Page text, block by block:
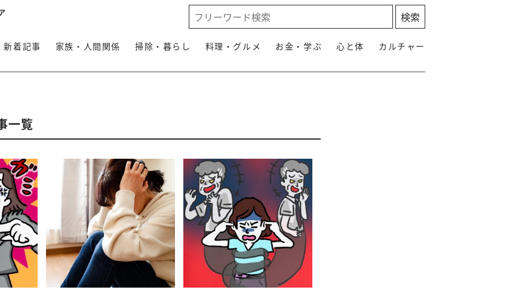
新着記事 家族・人間関係 掃除・暮らし 料理・グルメ お金・学ぶ 心と体 カルチャー
一覧